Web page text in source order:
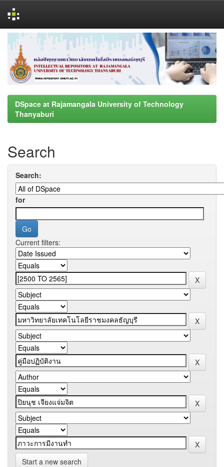
navigation
DSpace at Rajamangala University of Technology
Thanyaburi
Search
Search:
for
Current filters:
Start a new search